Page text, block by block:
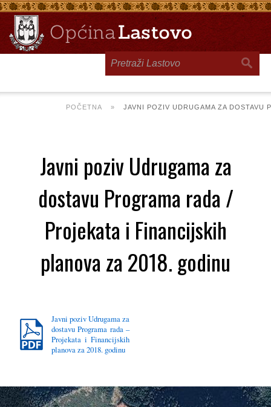
POČETNA » JAVNI POZIV UDRUGAMA ZA DOSTAVU
Javni poziv Udrugama za
dostavu Programa rada /
Projekata i Financijskih
planova za 2018. godinu
Javni poziv Udrugama za
dostavu Programa rada –
Projekata i Financijskih
planova za 2018. godinu